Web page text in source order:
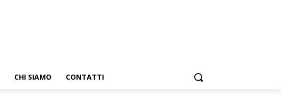
CHI SIAMO CONTATTI